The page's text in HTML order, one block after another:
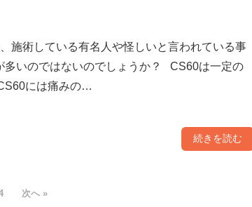
施術している有名人や怪しいと言われている事
多いのではないのでしょうか？ CS60は一定の
には痛みの…
続きを読む
次へ »